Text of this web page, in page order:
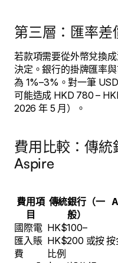
第三層：匯率差
若款項需要從外幣兌換
決定。銀行的掛牌匯率
為 1%–3%。對一筆
可能造成 HKD 780 –
2026 年 5 月）。
費用比較：傳統
Aspire
費用項
目
傳統銀行（一
般）
國際電
匯入賬
費
HK$100–
HK$200 或按
比例
按